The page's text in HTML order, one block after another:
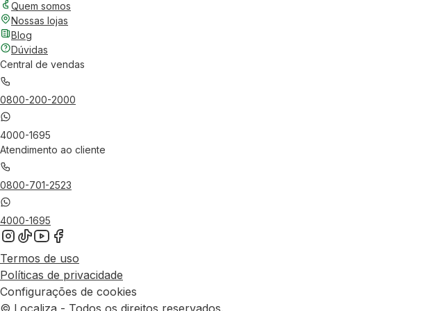
Quem somos
Nossas lojas
Blog
Dúvidas
Central de vendas
0800-200-2000
4000-1695
Atendimento ao cliente
0800-701-2523
4000-1695
Termos de uso
Políticas de privacidade
Configurações de cookies
© Localiza - Todos os direitos reservados.